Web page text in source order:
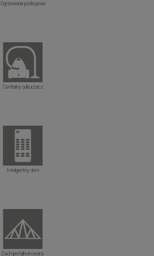
Ogrzewanie podłogowe
Centralny odkurzacz
Inteligentny dom
Dach prefabrykowany